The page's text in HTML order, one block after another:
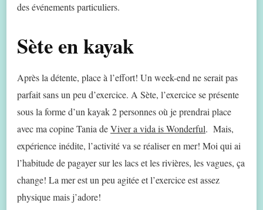
des événements particuliers.
Sète en kayak
Après la détente, place à l’effort! Un week-end ne serait pas
parfait sans un peu d’exercice. A Sète, l’exercice se présente
sous la forme d’un kayak 2 personnes où je prendrai place
avec ma copine Tania deViver a vida is Wonderful. Mais,
expérience inédite, l’activité va se réaliser en mer! Moi qui ai
l’habitude de pagayer sur les lacs et les rivières, les vagues, ça
change! La mer est un peu agitée et l’exercice est assez
physique mais j’adore!